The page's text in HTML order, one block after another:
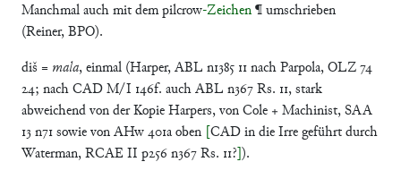
Manchmal auch mit dem pilcrow-Zeichen¶ umschrieben
(Reiner, BPO).
diš = mala, einmal (Harper, ABL n1385 11 nach Parpola, OLZ 74
24; nach CAD M/I 146f. auch ABL n367 Rs. 11, stark
abweichend von der Kopie Harpers, von Cole + Machinist, SAA
13 n71 sowie von AHw 401a oben CAD in die Irre geführt durch
Waterman, RCAE II p256 n367 Rs. 11? ).